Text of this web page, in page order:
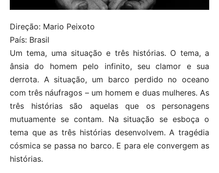
Direção: Mario Peixoto
País: Brasil
Um tema, uma situação e três histórias. O tema, a
ânsia do homem pelo infinito, seu clamor e sua
derrota. A situação, um barco perdido no oceano
com três náufragos – um homem e duas mulheres. As
três histórias são aquelas que os personagens
mutuamente se contam. Na situação se esboça o
tema que as três histórias desenvolvem. A tragédia
cósmica se passa no barco. E para ele convergem as
histórias.